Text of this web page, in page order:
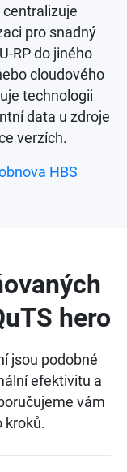
centralizuje
pro snadný
RP do jiného
cloudového
technologii
data u zdroje
verzích.
HBS
hero
jsou podobné
efektivitu a
vám
kroků.